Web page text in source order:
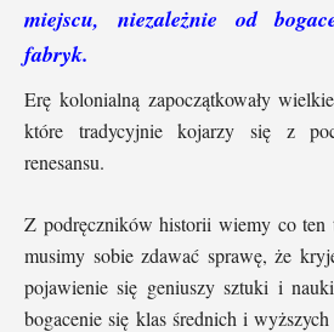
miejscu, niezależnie od
fabryk.
Erę kolonialną zapoczątkowały
które tradycyjnie kojarzy się z
renesansu.
Z podręczników historii wiemy co ten
musimy sobie zdawać sprawę, że
pojawienie się geniuszy sztuki i
bogacenie się klas średnich i